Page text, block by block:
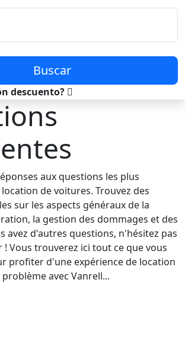
Entrega
Buscar
descuento?
aux questions les plus
de voitures. Trouvez des
sur les aspects généraux de la
la gestion des dommages et des
avez d'autres questions, n'hésitez pas
Vous trouverez ici tout ce que vous
profiter d'une expérience de location
avec Vanrell...